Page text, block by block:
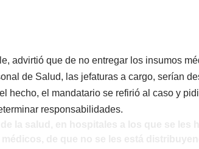
advirtió que de no entregar los insumos
de Salud, las jefaturas a cargo, serían
hecho, el mandatario se refirió al caso y
responsabilidades.